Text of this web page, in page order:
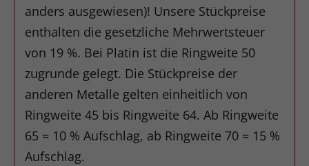
anders ausgewiesen)! Unsere Stückpreise
enthalten die gesetzliche Mehrwertsteuer
von 19 %. Bei Platin ist die Ringweite 50
zugrunde gelegt. Die Stückpreise der
anderen Metalle gelten einheitlich von
Ringweite 45 bis Ringweite 64. Ab Ringweite
65 = 10 % Aufschlag, ab Ringweite 70 = 15 %
Aufschlag.